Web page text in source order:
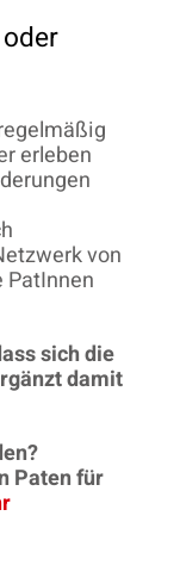
erleben
von
sich die
damit
Paten für